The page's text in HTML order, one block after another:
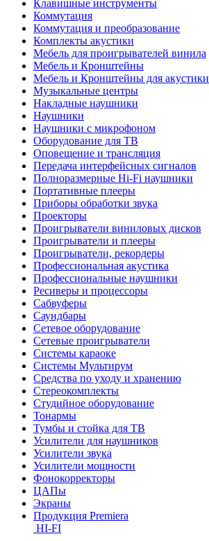
Клавишные инструменты
Коммутация
Коммутация и преобразование
Комплекты акустики
Мебель для проигрывателей винила
Мебель и Кронштейны
Мебель и Кронштейны для акустики
Музыкальные центры
Накладные наушники
Наушники
Наушники с микрофоном
Оборудование для ТВ
Оповещение и трансляция
Передача интерфейсных сигналов
Полноразмерные Hi-Fi наушники
Портативные плееры
Приборы обработки звука
Проекторы
Проигрыватели виниловых дисков
Проигрыватели и плееры
Проигрыватели, рекордеры
Профессиональная акустика
Профессиональные наушники
Ресиверы и процессоры
Сабвуферы
Саундбары
Сетевое оборудование
Сетевые проигрыватели
Системы караоке
Системы Мультирум
Средства по уходу и хранению
Стереокомплекты
Студийное оборудование
Тонармы
Тумбы и стойка для ТВ
Усилители для наушников
Усилители звука
Усилители мощности
Фонокорректоры
ЦАПы
Экраны
Продукция Premiera
HI-FI